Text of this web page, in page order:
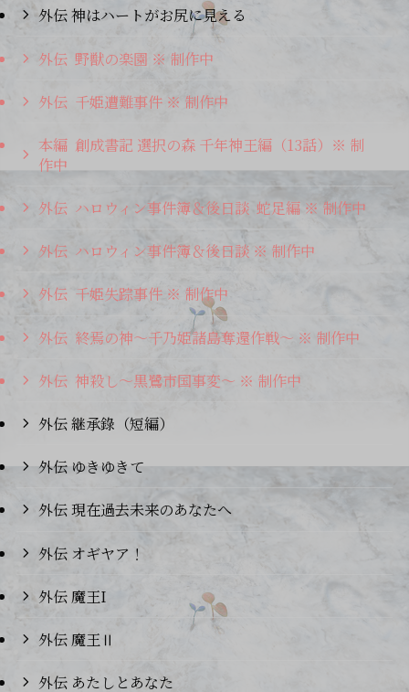
外伝 神はハートがお尻に見える
外伝 野獣の楽園 ※ 制作中
外伝 千姫遭難事件 ※ 制作中
本編 創成書記 選択の森 千年神王編（13話）※ 制
作中
外伝 ハロウィン事件簿＆後日談 蛇足編 ※ 制作中
外伝 ハロウィン事件簿＆後日談 ※ 制作中
外伝 千姫失踪事件 ※ 制作中
外伝 終焉の神～千乃姫諸島奪還作戦～ ※ 制作中
外伝 神殺し～黒鷺市国事変～ ※ 制作中
外伝 継承錄（短編）
外伝 ゆきゆきて
外伝 現在過去未来のあなたへ
外伝 オギヤア！
外伝 魔王I
外伝 魔王Ⅱ
外伝 あたしとあなた